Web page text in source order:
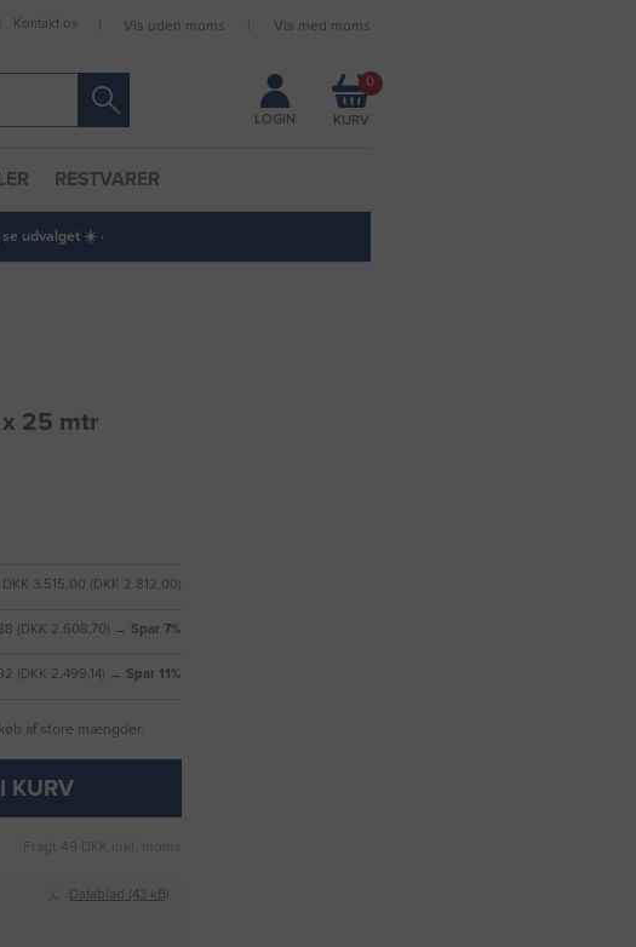
Forbliv logget ind
Kontakt os Vis uden moms Vis med moms
LOGIN
0
RESTVARER
udvalget ☀️ ·
25 mtr
DKK 3.515,00 (DKK 2.812,00)
(DKK 2.608,70) → Spar 7%
(DKK 2.499,14) → Spar 11%
af store mængder.
KURV
Fragt 49 DKK inkl. moms
Datablad (43 kB)